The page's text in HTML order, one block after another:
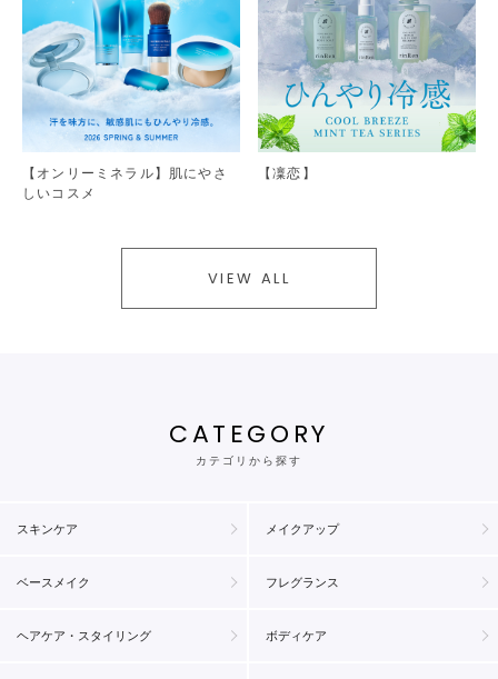
【オンリーミネラル】肌にやさ
しいコスメ
【凜恋】
VIEW ALL
CATEGORY
カテゴリから探す
スキンケア メイクアップ
ベースメイク フレグランス
ヘアケア・スタイリング ボディケア